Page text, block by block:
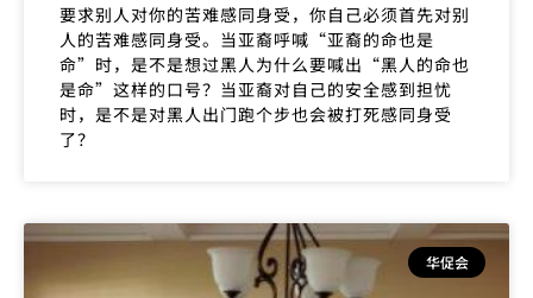
要求别人对你的苦难感同身受，你自己必须首先对别
人的苦难感同身受。当亚裔呼喊“亚裔的命也是
命”时，是不是想过黑人为什么要喊出“黑人的命也
是命”这样的口号？当亚裔对自己的安全感到担忧
时，是不是对黑人出门跑个步也会被打死感同身受
了？
华促会